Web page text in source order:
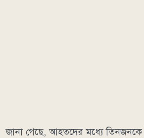
জানা গেছে, আহতদের মধ্যে তিনজনকে